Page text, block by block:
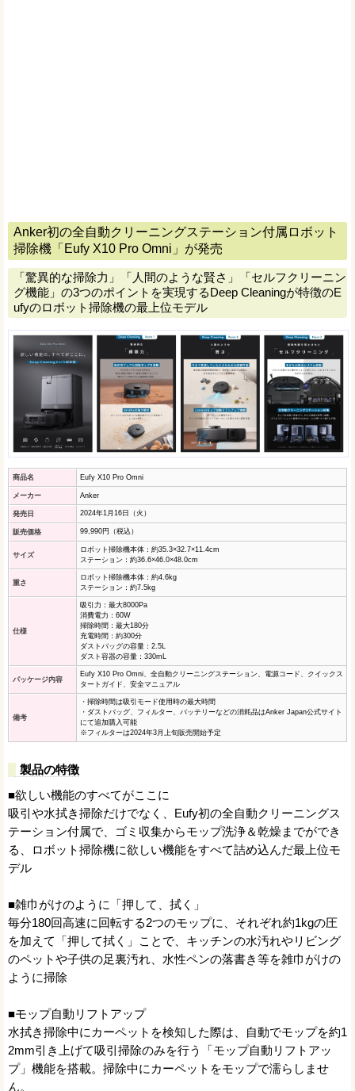
Anker初の全自動クリーニングステーション付属ロボット
掃除機「Eufy X10 Pro Omni」が発売
「驚異的な掃除力」「人間のような賢さ」「セルフクリーニン
グ機能」の3つのポイントを実現するDeep Cleaningが特徴のE
ufyのロボット掃除機の最上位モデル
商品名 Eufy X10 Pro Omni
メーカー Anker
発売日 2024年1月16日（火）
販売価格 99,990円（税込）
サイズ
ロボット掃除機本体：約35.3×32.7×11.4cm
ステーション：約36.6×46.0×48.0cm
重さ
ロボット掃除機本体：約4.6kg
ステーション：約7.5kg
仕様
吸引力：最大8000Pa
消費電力：60W
掃除時間：最大180分
充電時間：約300分
ダストバッグの容量：2.5L
ダスト容器の容量：330mL
パッケージ内容
Eufy X10 Pro Omni、全自動クリーニングステーション、電源コード、クイックス
タートガイド、安全マニュアル
備考
・掃除時間は吸引モード使用時の最大時間
・ダストバッグ、フィルター、バッテリーなどの消耗品はAnker Japan公式サイト
にて追加購入可能
※フィルターは2024年3月上旬販売開始予定
製品の特徴
■欲しい機能のすべてがここに
吸引や水拭き掃除だけでなく、Eufy初の全自動クリーニングス
テーション付属で、ゴミ収集からモップ洗浄＆乾燥までができ
る、ロボット掃除機に欲しい機能をすべて詰め込んだ最上位モ
デル
■雑巾がけのように「押して、拭く」
毎分180回高速に回転する2つのモップに、それぞれ約1kgの圧
を加えて「押して拭く」ことで、キッチンの水汚れやリビング
のペットや子供の足裏汚れ、水性ペンの落書き等を雑巾がけの
ように掃除
■モップ自動リフトアップ
水拭き掃除中にカーペットを検知した際は、自動でモップを約1
2mm引き上げて吸引掃除のみを行う「モップ自動リフトアッ
プ」機能を搭載。掃除中にカーペットをモップで濡らしませ
ん。